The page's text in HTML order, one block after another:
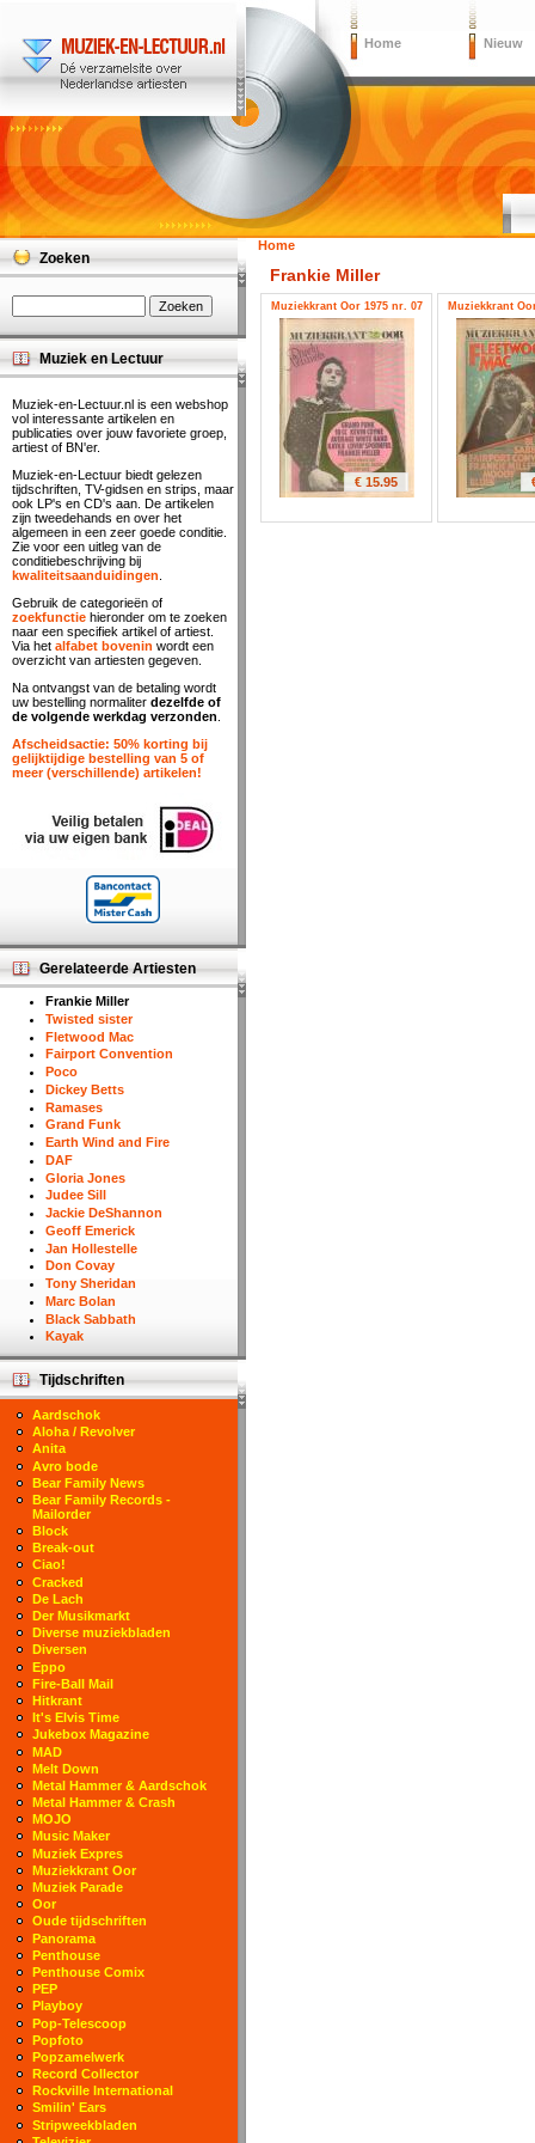
Home Nieuw
Home
Frankie Miller
Muziekkrant Oor 1975 nr. 07
€ 15.95
Muziekkrant
Zoeken
Muziek en Lectuur
Muziek-en-Lectuur.nl is een webshop
vol interessante artikelen en
publicaties over jouw favoriete groep,
artiest of BN'er.
Muziek-en-Lectuur biedt gelezen
tijdschriften, TV-gidsen en strips, maar
ook LP's en CD's aan. De artikelen
zijn tweedehands en over het
algemeen in een zeer goede conditie.
Zie voor een uitleg van de
conditiebeschrijving bij
kwaliteitsaanduidingen
Gebruik de categorieën of
zoekfunctie hieronder om te zoeken
naar een specifiek artikel of artiest.
Via het alfabet bovenin wordt een
overzicht van artiesten gegeven.
Na ontvangst van de betaling wordt
uw bestelling normaliter dezelfde of
de volgende werkdag verzonden
Afscheidsactie: 50% korting bij
gelijktijdige bestelling van 5 of
meer (verschillende) artikelen!
Gerelateerde Artiesten
Frankie Miller
Twisted sister
Fletwood Mac
Fairport Convention
Poco
Dickey Betts
Ramases
Grand Funk
Earth Wind and Fire
DAF
Gloria Jones
Judee Sill
Jackie DeShannon
Geoff Emerick
Jan Hollestelle
Don Covay
Tony Sheridan
Marc Bolan
Black Sabbath
Kayak
Tijdschriften
Aardschok
Aloha / Revolver
Anita
Avro bode
Bear Family News
Bear Family Records -
Mailorder
Block
Break-out
Ciao!
Cracked
De Lach
Der Musikmarkt
Diverse muziekbladen
Diversen
Eppo
Fire-Ball Mail
Hitkrant
It's Elvis Time
Jukebox Magazine
MAD
Melt Down
Metal Hammer & Aardschok
Metal Hammer & Crash
MOJO
Music Maker
Muziek Expres
Muziekkrant Oor
Muziek Parade
Oor
Oude tijdschriften
Panorama
Penthouse
Penthouse Comix
PEP
Playboy
Pop-Telescoop
Popfoto
Popzamelwerk
Record Collector
Rockville International
Smilin' Ears
Stripweekbladen